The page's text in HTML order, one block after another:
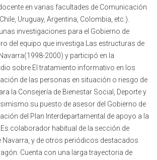
en varias facultades de Comunicación
Uruguay, Argentina, Colombia, etc.).
investigaciones para el Gobierno de
del equipo que investiga Las estructuras de
2000) y participó en la
sobre El tratamiento informativo en los
de las personas en situación o riesgo de
la Consejería de Bienestar Social, Deporte y
su puesto de asesor del Gobierno de
del Plan Interdepartamental de apoyo a la
colaborador habitual de la sección de
Navarra, y de otros periódicos destacados
Cuenta con una larga trayectoria de